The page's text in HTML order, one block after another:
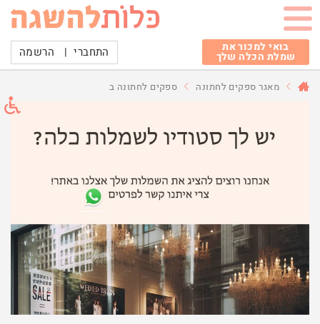
בואי למכור את
שמלת הכלה שלך התחברי | הרשמה
מאגר ספקים לחתונה ספקים לחתונה ב